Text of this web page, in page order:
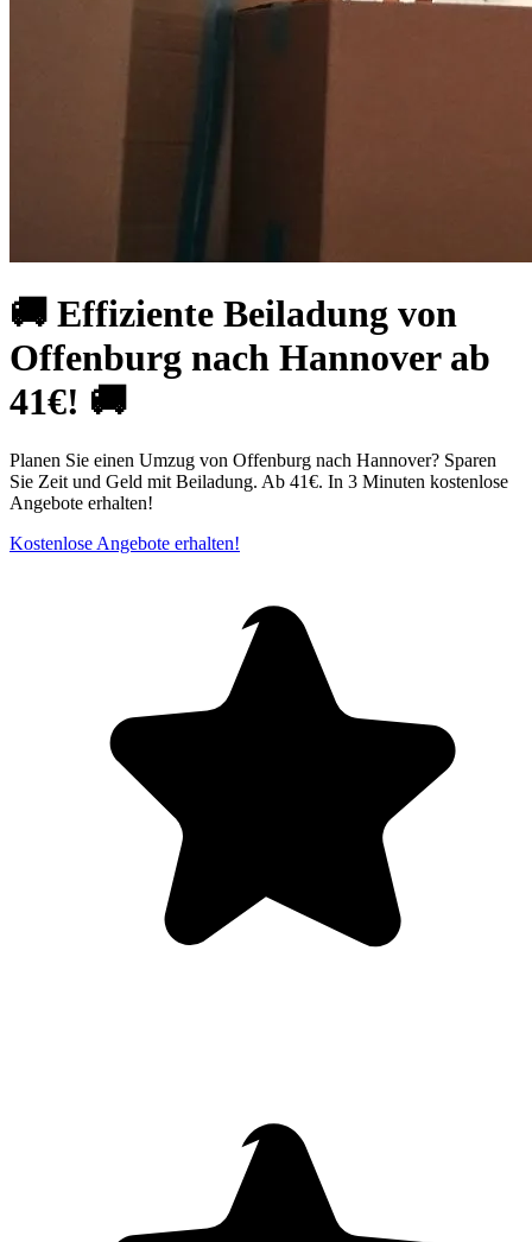
🚚 Effiziente Beiladung von
Offenburg nach Hannover ab
41€! 🚚
Planen Sie einen Umzug von Offenburg nach Hannover? Sparen
Sie Zeit und Geld mit Beiladung. Ab 41€. In 3 Minuten kostenlose
Angebote erhalten!
Kostenlose Angebote erhalten!